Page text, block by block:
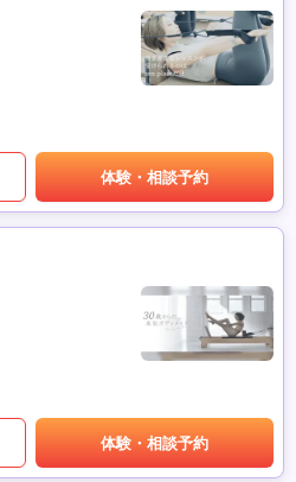
体験・相談予約
体験・相談予約